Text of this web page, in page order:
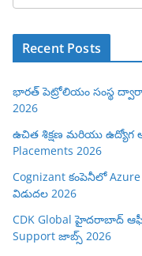
Recent Posts
భారత్ పెట్రోలియం సంస్థ
2026
ఉచిత శిక్షణ మరియు ఉద్యోగ
Placements 2026
Cognizant కంపెనీలో
విడుదల 2026
CDK Global హైదరాబాద్
Support జాబ్స్ 2026